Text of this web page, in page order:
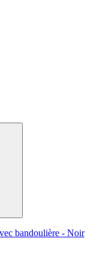
bandoulière - Noir